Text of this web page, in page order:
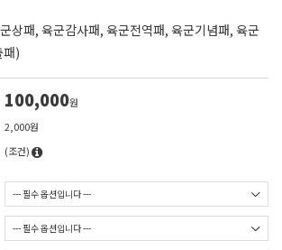
상패, 육군감사패, 육군전역패, 육군기념패, 육군
패)
100,000원
2,000원
(조건)